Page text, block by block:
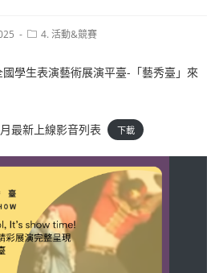
Post4. 活動&競賽
學生表演藝術展演平臺-「藝秀臺」來
最新上線影音列表 下載